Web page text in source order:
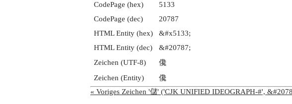
CodePage (hex)
5133
CodePage (dec)
20787
HTML Entity (hex)
&#x5133;
HTML Entity (dec)
&#20787;
Zeichen (UTF-8)
儳
Zeichen (Entity)
儳
« Voriges Zeichen '儲' ('CJK UNIFIED IDEOGRAPH-#',